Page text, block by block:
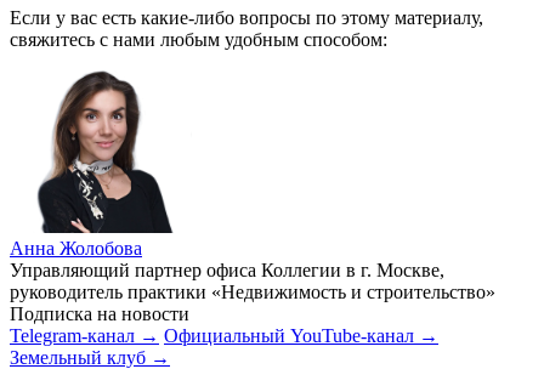
Если у вас есть какие-либо вопросы по этому материалу,
свяжитесь с нами любым удобным способом:
Анна Жолобова
Управляющий партнер офиса Коллегии в г. Москве,
руководитель практики «Недвижимость и строительство»
Подписка на новости
Telegram-канал → Официальный YouTube-канал →
Земельный клуб →